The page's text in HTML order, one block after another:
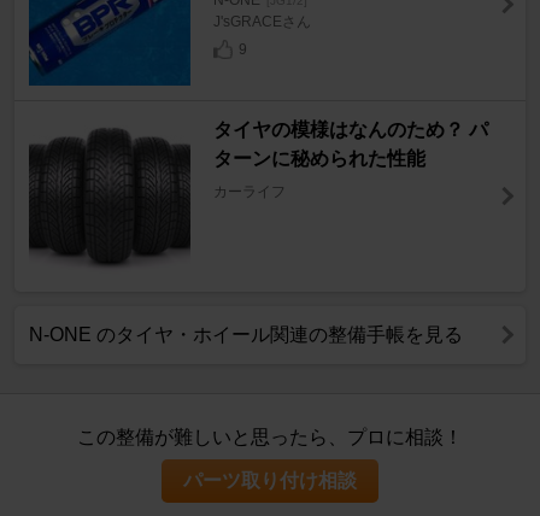
J'sGRACEさん
9
タイヤの模様はなんのため？ パ
ターンに秘められた性能
カーライフ
N-ONE のタイヤ・ホイール関連の整備手帳を見る
この整備が難しいと思ったら、プロに相談！
パーツ取り付け相談